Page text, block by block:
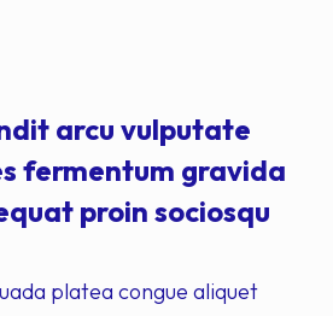
arcu vulputate
fermentum gravida
proin sociosqu
platea congue aliquet